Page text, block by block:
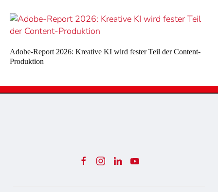
Adobe-Report 2026: Kreative KI wird fester Teil der Content-
Produktion